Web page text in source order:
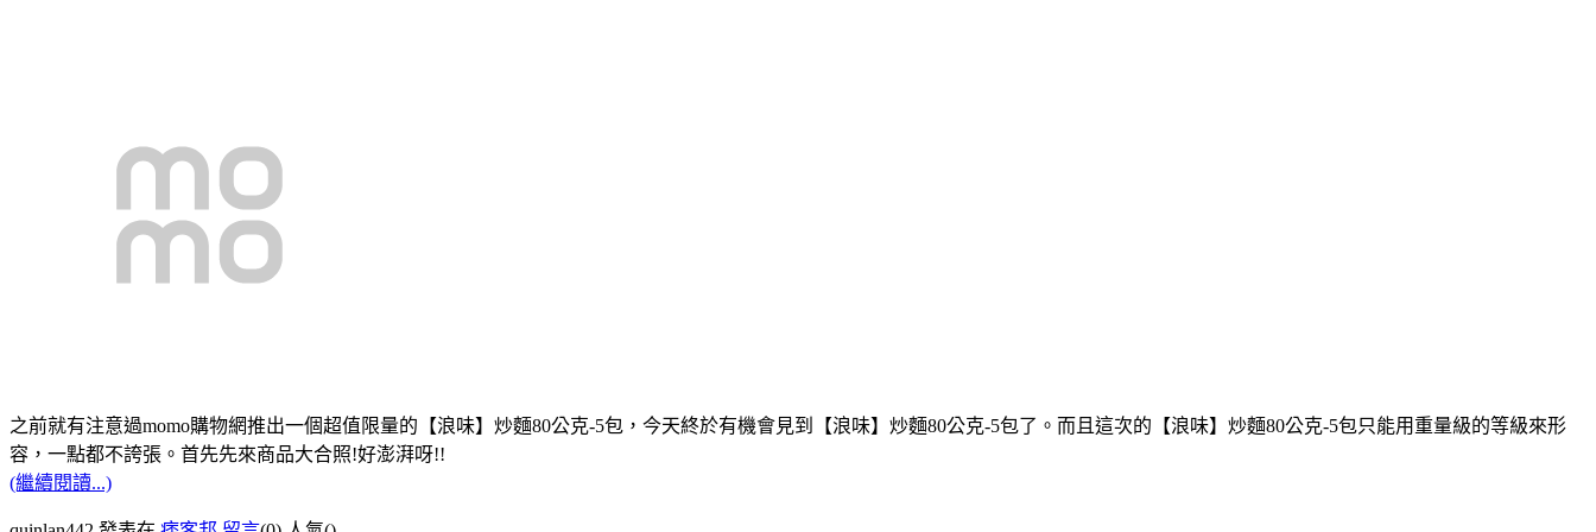
之前就有注意過momo購物網推出一個超值限量的【浪味】炒麵80公克-5包，今天終於有機會見到【浪味】炒麵80公克-5包了。而且這次的【浪味】炒麵80公克-5包只能用重量級的等級來形
容，一點都不誇張。首先先來商品大合照!好澎湃呀!!
(繼續閱讀...)